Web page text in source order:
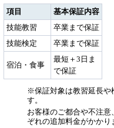
項目
基本保証内容
技能教習
卒業まで保証
技能検定
卒業まで保証
宿泊・食事
最短＋3日ま
で保証
※保証対象は教習延長や
す。
お客様のご都合や不注
ぞれの追加料金がかかり